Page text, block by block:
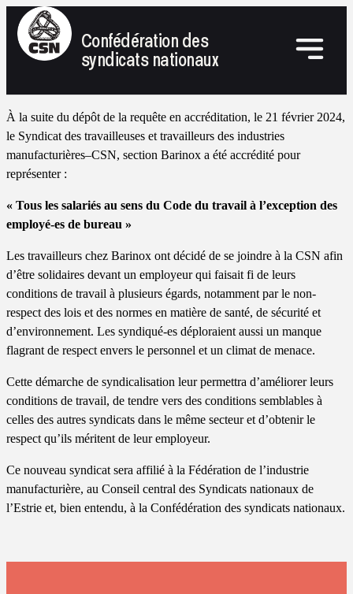
Confédération des
syndicats nationaux
À la suite du dépôt de la requête en accréditation, le 21 février 2024,
le Syndicat des travailleuses et travailleurs des industries
manufacturières–CSN, section Barinox a été accrédité pour
représenter :
« Tous les salariés au sens du Code du travail à l’exception des
employé-es de bureau »
Les travailleurs chez Barinox ont décidé de se joindre à la CSN afin
d’être solidaires devant un employeur qui faisait fi de leurs
conditions de travail à plusieurs égards, notamment par le non-
respect des lois et des normes en matière de santé, de sécurité et
d’environnement. Les syndiqué-es déploraient aussi un manque
flagrant de respect envers le personnel et un climat de menace.
Cette démarche de syndicalisation leur permettra d’améliorer leurs
conditions de travail, de tendre vers des conditions semblables à
celles des autres syndicats dans le même secteur et d’obtenir le
respect qu’ils méritent de leur employeur.
Ce nouveau syndicat sera affilié à la Fédération de l’industrie
manufacturière, au Conseil central des Syndicats nationaux de
l’Estrie et, bien entendu, à la Confédération des syndicats nationaux.